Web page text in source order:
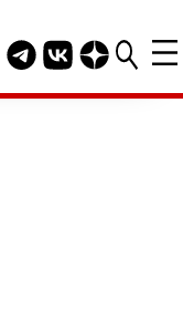
Telegram канал
Группа HELLO
Канал